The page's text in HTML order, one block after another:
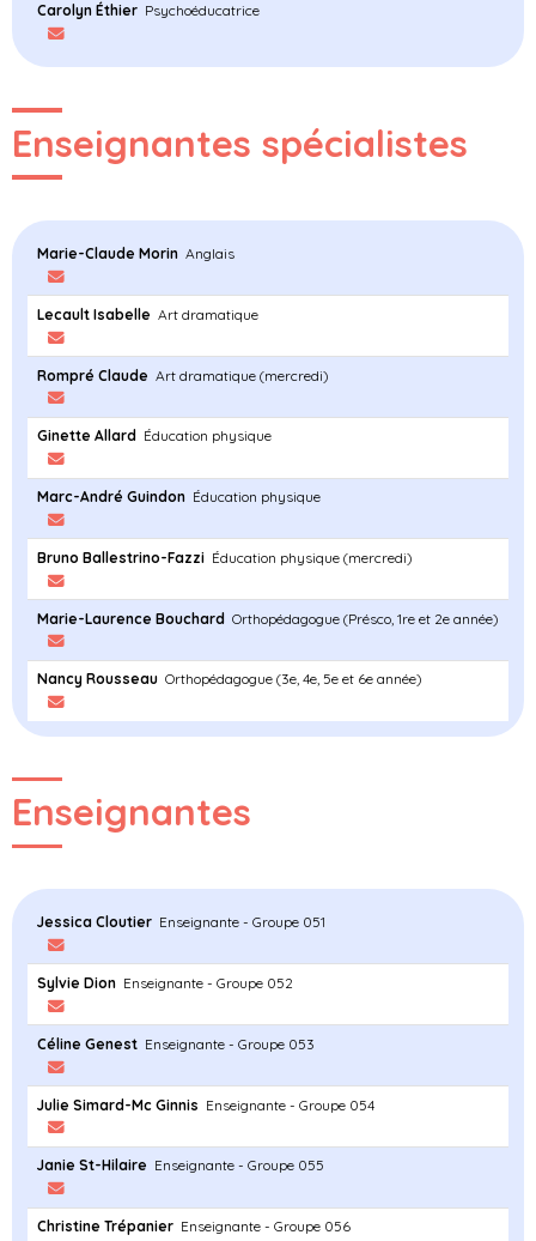
Carolyn Éthier Psychoéducatrice
Enseignantes spécialistes
Marie-Claude Morin Anglais
Lecault Isabelle Art dramatique
Rompré Claude Art dramatique (mercredi)
Ginette Allard Éducation physique
Marc-André Guindon Éducation physique
Bruno Ballestrino-Fazzi Éducation physique (mercredi)
Marie-Laurence Bouchard Orthopédagogue (Présco, 1re et 2e année)
Nancy Rousseau Orthopédagogue (3e, 4e, 5e et 6e année)
Enseignantes
Jessica Cloutier Enseignante - Groupe 051
Sylvie Dion Enseignante - Groupe 052
Céline Genest Enseignante - Groupe 053
Julie Simard-Mc Ginnis Enseignante - Groupe 054
Janie St-Hilaire Enseignante - Groupe 055
Christine Trépanier Enseignante - Groupe 056